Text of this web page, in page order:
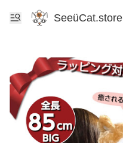
SeeüCat.store